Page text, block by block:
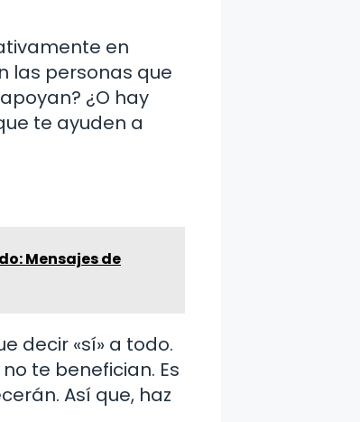
en
las personas que
¿O hay
te ayuden a
Mensajes de
decir «sí» a todo.
te benefician. Es
Así que, haz